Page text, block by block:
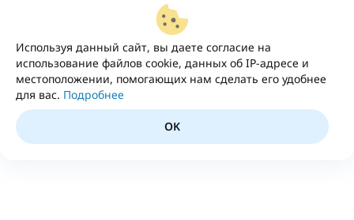
Используя данный сайт, вы даете согласие на
использование файлов cookie, данных об IP-адресе и
местоположении, помогающих нам сделать его удобнее
для вас. Подробнее
OK